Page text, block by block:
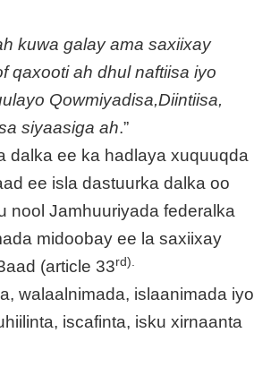
kuwa galay ama saxiixay
qaxooti ah dhul naftiisa iyo
Qowmiyadisa,Diintiisa,
siyaasiga ah.”
dalka ee ka hadlaya xuquuqda
ee isla dastuurka dalka oo
nool Jamhuuriyada federalka
midoobay ee la saxiixay
(article 33rd).
walaalnimada, islaanimada iyo
iscafinta, isku xirnaanta